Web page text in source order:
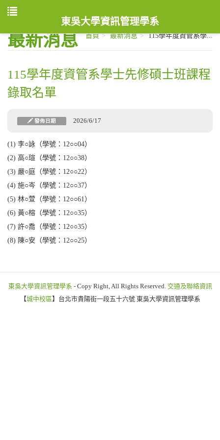
東吳大學資訊管理學系
最新消息 首頁 最新消息 115學年度資管系學...
115學年度資管系學士先修碩士班課程
錄取名單
發佈日期 2026/6/17
(1) 李○詠（學號：12○○04）
(2) 高○瑄（學號：12○○38）
(3) 嚴○庭（學號：12○○22）
(4) 施○岑（學號：12○○37）
(5) 林○萱（學號：12○○61）
(6) 黃○榕（學號：12○○35）
(7) 許○喬（學號：12○○35）
(8) 陳○安（學號：12○○25）
東吳大學資訊管理學系 - Copy Right, All Rights Reserved. 交通及聯絡資訊
【城中校區】台北市貴陽街一段五十六號 東吳大學資訊管理學系